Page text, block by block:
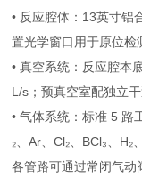
• 反应腔体：13英寸铝
置光学窗口用于原位检
• 真空系统：反应腔本
L/s；预真空室配独立
• 气体系统：标准 5 路
₂、Ar、Cl₂、BCl₃、
各管路可通过常闭气动